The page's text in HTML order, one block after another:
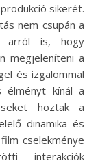
sikerét.
nem csupán a
arról is, hogy
megjeleníteni a
és izgalommal
élményt kínál a
hoztak a
dinamika és
cselekménye
interakciók